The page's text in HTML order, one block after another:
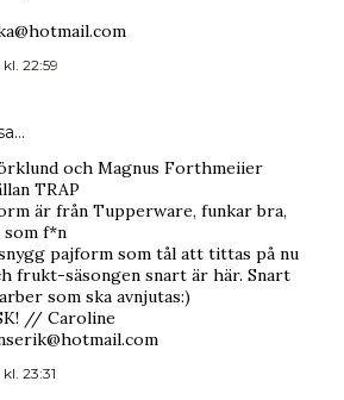
kl. 22:59
och Magnus Forthmeiier
TRAP
är från Tupperware, funkar bra,
som f*n
pajform som tål att tittas på nu
frukt-säsongen snart är här. Snart
som ska avnjutas:)
// Caroline
23:31